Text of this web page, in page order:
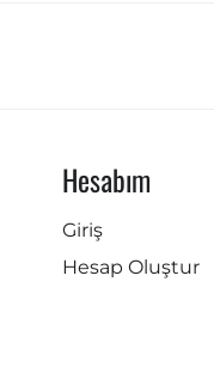
Hesabım
Giriş
Hesap Oluştur